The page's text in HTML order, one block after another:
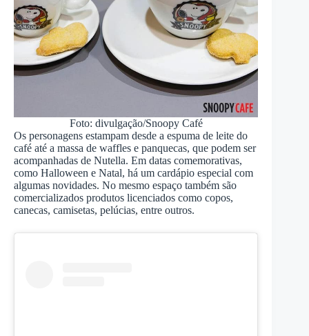
Foto: divulgação/Snoopy Café
Os personagens estampam desde a espuma de leite do
café até a massa de waffles e panquecas, que podem ser
acompanhadas de Nutella. Em datas comemorativas,
como Halloween e Natal, há um cardápio especial com
algumas novidades. No mesmo espaço também são
comercializados produtos licenciados como copos,
canecas, camisetas, pelúcias, entre outros.